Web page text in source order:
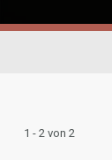
1 - 2 von 2